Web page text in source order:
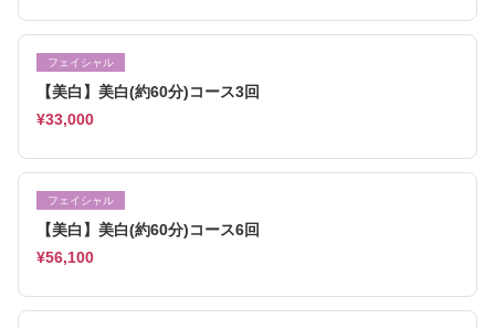
フェイシャル
【美白】美白(約60分)コース3回
¥33,000
フェイシャル
【美白】美白(約60分)コース6回
¥56,100